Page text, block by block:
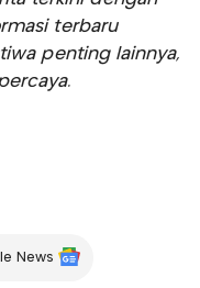
terbaru
penting lainnya,
News